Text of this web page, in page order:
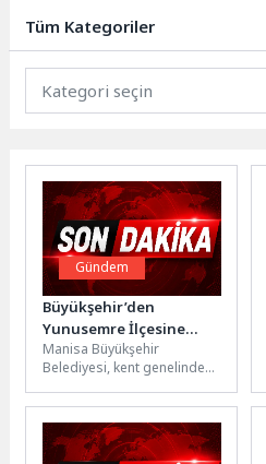
Tüm Kategoriler
Gündem
Büyükşehir’den
Yunusemre İlçesine
Modern Sosyal Tesis
Manisa Büyükşehir
Belediyesi, kent genelinde
artırmaya yönelik
yatırımlarını sürdürüyor. Bu
kapsamda Yunusemre...